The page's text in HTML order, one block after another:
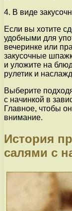
4. В виде
Если вы хотите
удобными для
вечеринке или
закусочные
и уложите на
рулетик и
Выберите
с начинкой в
Главное, чтобы
внимание.
История
салями с